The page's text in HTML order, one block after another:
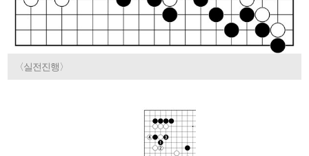
〈실전진행〉